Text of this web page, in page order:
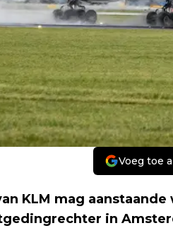
Voeg toe
KLM mag
in